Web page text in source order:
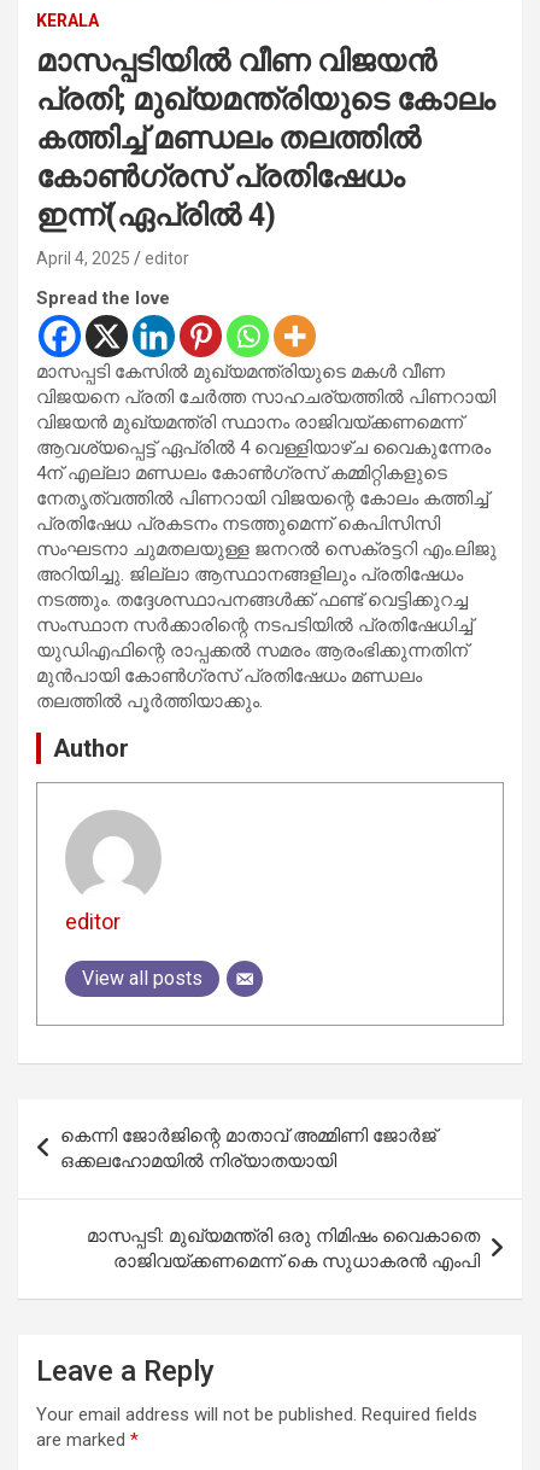
KERALA
മാസപ്പടിയില്‍ വീണ വിജയന്‍
പ്രതി; മുഖ്യമന്ത്രിയുടെ കോലം
കത്തിച്ച് മണ്ഡലം തലത്തില്‍
കോണ്‍ഗ്രസ് പ്രതിഷേധം
ഇന്ന്(ഏപ്രില്‍ 4)
April 4, 2025 editor
Spread the love
മാസപ്പടി കേസില്‍ മുഖ്യമന്ത്രിയുടെ മകള്‍ വീണ
വിജയനെ പ്രതി ചേര്‍ത്ത സാഹചര്യത്തില്‍ പിണറായി
വിജയന്‍ മുഖ്യമന്ത്രി സ്ഥാനം രാജിവയ്ക്കണമെന്ന്
ആവശ്യപ്പെട്ട് ഏപ്രില്‍ 4 വെള്ളിയാഴ്ച വൈകുന്നേരം
4ന് എല്ലാ മണ്ഡലം കോണ്‍ഗ്രസ് കമ്മിറ്റികളുടെ
നേതൃത്വത്തില്‍ പിണറായി വിജയന്റെ കോലം കത്തിച്ച്
പ്രതിഷേധ പ്രകടനം നടത്തുമെന്ന് കെപിസിസി
സംഘടനാ ചുമതലയുള്ള ജനറല്‍ സെക്രട്ടറി എം.ലിജു
അറിയിച്ചു. ജില്ലാ ആസ്ഥാനങ്ങളിലും പ്രതിഷേധം
നടത്തും. തദ്ദേശസ്ഥാപനങ്ങള്‍ക്ക് ഫണ്ട് വെട്ടിക്കുറച്ച
സംസ്ഥാന സര്‍ക്കാരിന്റെ നടപടിയില്‍ പ്രതിഷേധിച്ച്
യുഡിഎഫിന്റെ രാപ്പക്കല്‍ സമരം ആരംഭിക്കുന്നതിന്
മുന്‍പായി കോണ്‍ഗ്രസ് പ്രതിഷേധം മണ്ഡലം
തലത്തില്‍ പൂര്‍ത്തിയാക്കും.
Author
editor
View all posts
navigation
കെന്നി ജോർജിന്റെ മാതാവ് അമ്മിണി ജോർജ്
ഒക്കലഹോമയിൽ നിര്യാതയായി
മാസപ്പടി: മുഖ്യമന്ത്രി ഒരു നിമിഷം വൈകാതെ
രാജിവയ്ക്കണമെന്ന് കെ സുധാകരന്‍ എംപി
Leave a Reply
Your email address will not be published. Required fields
are marked *